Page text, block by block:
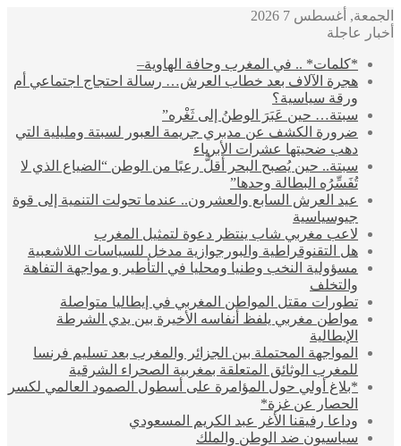
الجمعة, أغسطس 7 2026
أخبار عاجلة
*كلمات* .. في المغرب وحافة الهاوية–
هجرة الآلاف بعد خطاب العرش… رسالة احتجاج اجتماعي أم
ورقة سياسية؟
سبتة… حين عَبَرَ الوطنُ إلى ثَغْره”
ضرورة الكشف عن مدبري جريمة العبور لسبتة ومليلية التي
دهب ضحيتها عشرات الأبرياء
سبتة.. حين يُصبح البحر أقلُّ رعبًا من الوطن “الضياع الذي لا
تُفَسِّرُه البطالة وحدها”
عيد العرش السابع والعشرون.. عندما تحولت التنمية إلى قوة
جيوسياسية
لاعب مغربي شاب ينتظر دعوة لتمثيل المغرب
هل التقنوقراطية والبورجوازية مدخل للسياسات اللاشعبية
مسؤولية النخب وطنيا ومحليا في التأطير و مواجهة التفاهة
والتخلف
تطورات مقتل المواطن المغربي في إيطاليا متواصلة
مواطن مغربي يلفظ أنفاسه الأخيرة بين يدي الشرطة
الإيطالية
المواجهة المحتملة بين الجزائر والمغرب بعد تسليم فرنسا
للمغرب الوثائق المتعلقة بمغربية الصحراء الشرقية
*بلاغ أولي حول المؤامرة على أسطول الصمود العالمي لكسر
الحصار عن غزة*
وداعا رفيقنا الأغر عبد الكريم المسعودي
سياسيون ضد الوطن والملك